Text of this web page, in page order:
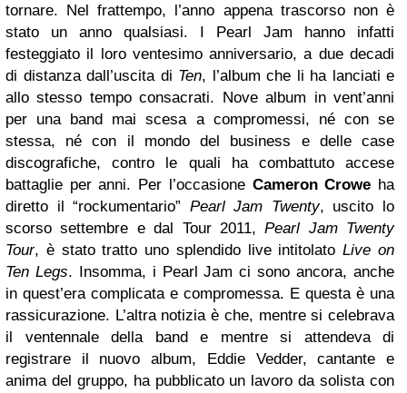
tornare. Nel frattempo, l’anno appena trascorso non è
stato un anno qualsiasi. I Pearl Jam hanno infatti
festeggiato il loro ventesimo anniversario, a due decadi
di distanza dall’uscita di Ten, l’album che li ha lanciati e
allo stesso tempo consacrati. Nove album in vent’anni
per una band mai scesa a compromessi, né con se
stessa, né con il mondo del business e delle case
discografiche, contro le quali ha combattuto accese
battaglie per anni. Per l’occasione Cameron Crowe ha
diretto il “rockumentario” Pearl Jam Twenty, uscito lo
scorso settembre e dal Tour 2011,Pearl Jam Twenty
Tour, è stato tratto uno splendido live intitolatoLive on
Ten Legs. Insomma, i Pearl Jam ci sono ancora, anche
in quest’era complicata e compromessa. E questa è una
rassicurazione. L’altra notizia è che, mentre si celebrava
il ventennale della band e mentre si attendeva di
registrare il nuovo album, Eddie Vedder, cantante e
anima del gruppo, ha pubblicato un lavoro da solista con